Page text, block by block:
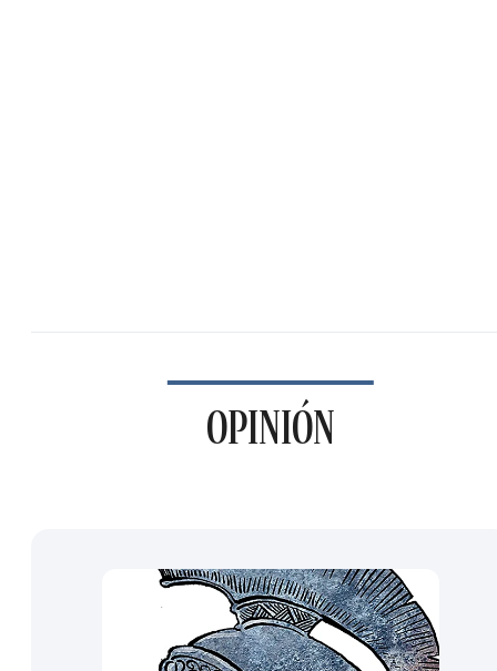
OPINIÓN